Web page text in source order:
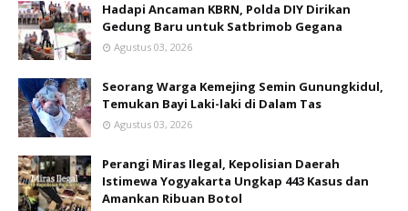
Hadapi Ancaman KBRN, Polda DIY Dirikan
Gedung Baru untuk Satbrimob Gegana
Agustus 03, 2026
Seorang Warga Kemejing Semin Gunungkidul,
Temukan Bayi Laki-laki di Dalam Tas
Agustus 03, 2026
Perangi Miras Ilegal, Kepolisian Daerah
Istimewa Yogyakarta Ungkap 443 Kasus dan
Amankan Ribuan Botol